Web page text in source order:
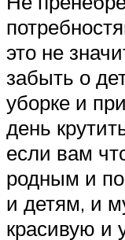
это не
забыть о
уборке и
день
если вам
родным и
и детям, и
красивую и